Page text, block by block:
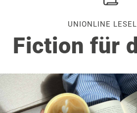
UNIONLINE
Fiction für